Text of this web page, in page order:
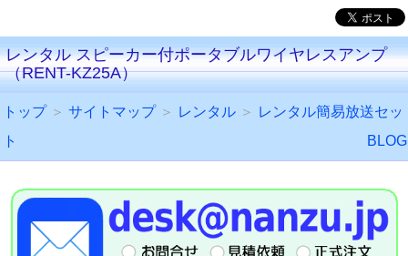
レンタル スピーカー付ポータブルワイヤレスアンプ
（RENT-KZ25A）
トップ＞ サイトマップ＞ レンタル ＞ レンタル簡易放送セッ
ト
BLOG